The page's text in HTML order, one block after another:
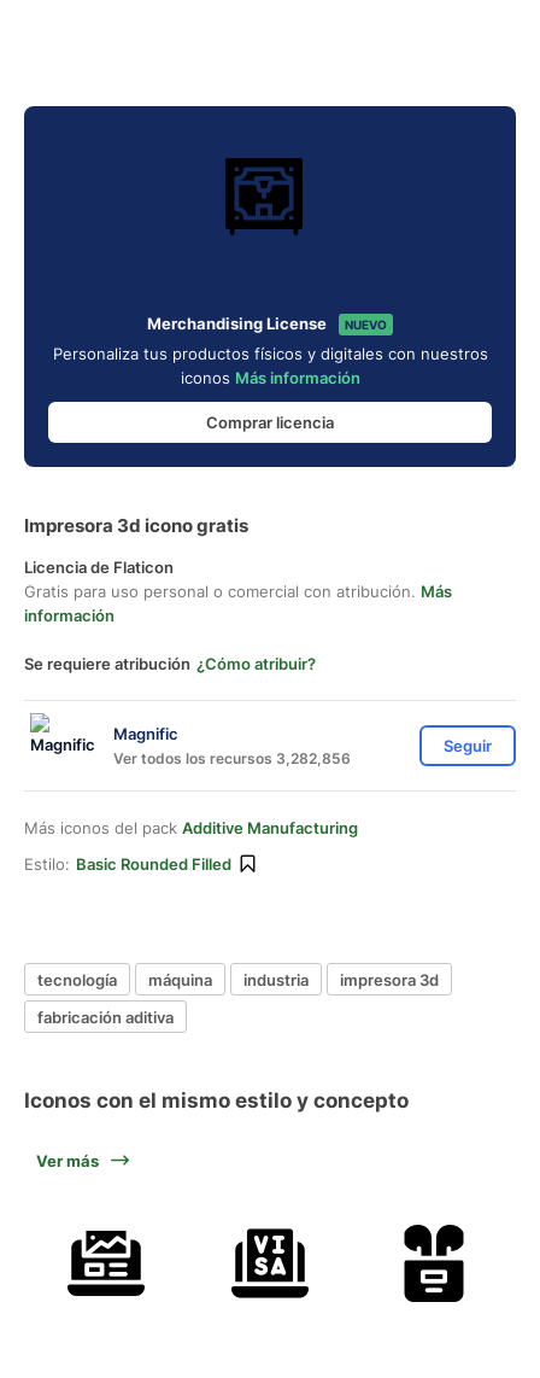
Merchandising License NUEVO
Personaliza tus productos físicos y digitales con nuestros
iconos Más información
Comprar licencia
Impresora 3d icono gratis
Licencia de Flaticon
Gratis para uso personal o comercial con atribución. Más
información
Se requiere atribución ¿Cómo atribuir?
Magnific
Ver todos los recursos 3,282,856
Seguir
Más iconos del pack Additive Manufacturing
Estilo: Basic Rounded Filled
tecnología máquina industria
impresora 3d
fabricación aditiva
Iconos con el mismo estilo y concepto
Ver más